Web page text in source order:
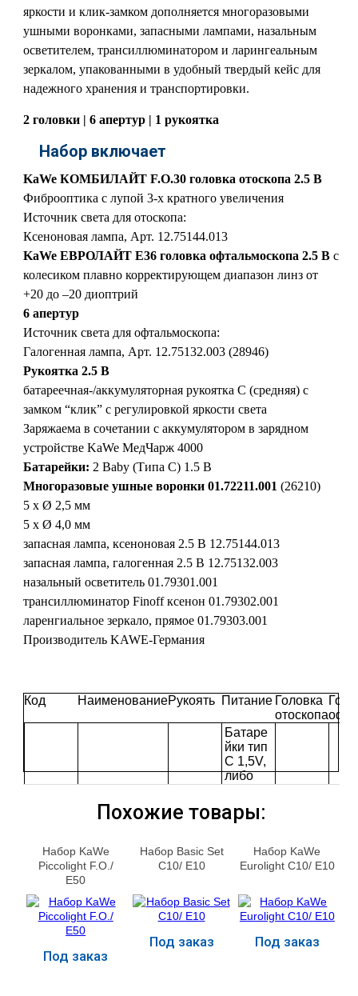
яркости и клик-замком дополняется многоразовыми
ушными воронками, запасными лампами, назальным
осветителем, трансиллюминатором и ларингеальным
зеркалом, упакованными в удобный твердый кейс для
надежного хранения и транспортировки.
2 головки | 6 апертур | 1 рукоятка
Набор включает
KaWe КОМБИЛАЙТ F.O.30 головка отоскопа 2.5 В
Фиброоптика с лупой 3-х кратного увеличения
Источник света для отоскопа:
Ксеноновая лампа, Арт. 12.75144.013
KaWe ЕВРОЛАЙТ E36 головка офтальмоскопа 2.5 В с
колесиком плавно корректирующем диапазон линз от
+20 до –20 диоптрий
6 апертур
Источник света для офтальмоскопа:
Галогенная лампа, Арт. 12.75132.003 (28946)
Рукоятка 2.5 В
батареечная-/аккумуляторная рукоятка C (средняя) с
замком “клик” с регулировкой яркости света
Заряжаема в сочетании с аккумулятором в зарядном
устройстве KaWe МедЧарж 4000
Батарейки: 2 Baby (Типa C) 1.5 В
Mногоразовые ушные воронки 01.72211.001 (26210)
5 x Ø 2,5 мм
5 x Ø 4,0 мм
запасная лампа, ксеноновая 2.5 В 12.75144.013
запасная лампа, галогенная 2.5 В 12.75132.003
назальный осветитель 01.79301.001
трансиллюминатор Finoff ксенон 01.79302.001
ларенгиальное зеркало, прямое 01.79303.001
Производитель KAWE-Германия
Код НаименованиеРукоять Питание Головка
отоскопа
Combilight
Металл
рукоятк
а (C)
Батаре
йки тип
С 1,5V,
либо
устройс
MedСh
arge400
ятор
28965
ЛАЙТ
F.O.30
Похожие товары:
Набор KaWe
Piccolight F.O./
E50
Под заказ
Набор Basic Set
C10/ E10
Под заказ
Набор KaWe
Eurolight C10/ E10
Под заказ